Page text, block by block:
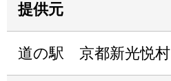
提供元
道の駅 京都新光悦村